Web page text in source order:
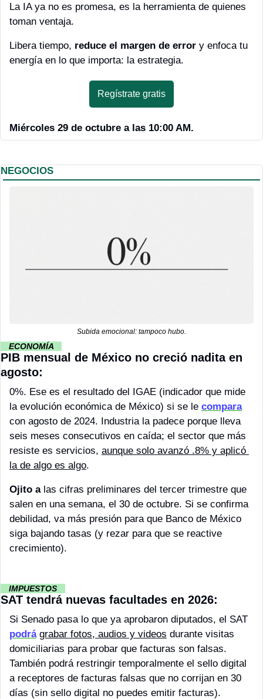
La IA ya no es promesa, es la herramienta de quienes
toman ventaja.
Libera tiempo, reduce el margen de error y enfoca tu
energía en lo que importa: la estrategia.
Regístrate gratis
Miércoles 29 de octubre a las 10:00 AM.
NEGOCIOS
Subida emocional: tampoco hubo.
ECONOMÍA
PIB mensual de México no creció nadita en
agosto:
0%. Ese es el resultado del IGAE (indicador que mide
la evolución económica de México) si se le compara
con agosto de 2024. Industria la padece porque lleva
seis meses consecutivos en caída; el sector que más
resiste es servicios, aunque solo avanzó .8% y aplicó
la de algo es algo.
Ojito a las cifras preliminares del tercer trimestre que
salen en una semana, el 30 de octubre. Si se confirma
debilidad, va más presión para que Banco de México
siga bajando tasas (y rezar para que se reactive
crecimiento).
IMPUESTOS
SAT tendrá nuevas facultades en 2026:
podrá grabar fotos, audios y videos durante visitas
domiciliarias para probar que facturas son falsas.
También podrá restringir temporalmente el sello digital
a receptores de facturas falsas que no corrijan en 30
días (sin sello digital no puedes emitir facturas).